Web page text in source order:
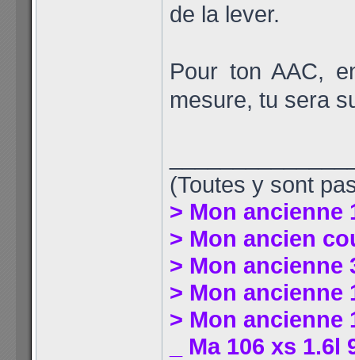
de la lever.
Pour ton AAC,
mesure, tu sera
(Toutes y sont
> Mon ancienne
> Mon ancien
> Mon ancienne
> Mon ancienne
> Mon ancienne
_ Ma 106 xs 1.6l